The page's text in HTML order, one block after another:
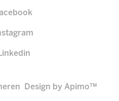
Design by Apimo™